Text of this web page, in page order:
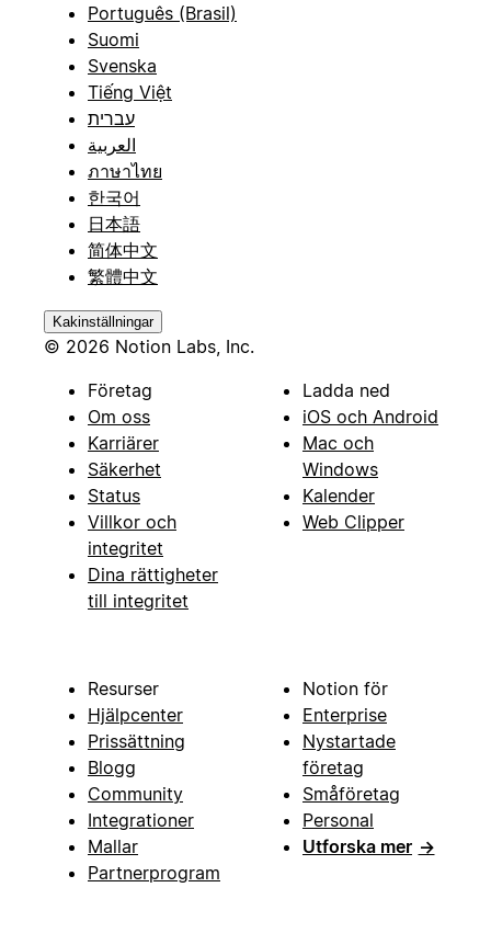
Português (Brasil)
Suomi
Svenska
Tiếng Việt
עברית
العربية
ภาษาไทย
한국어
日本語
简体中文
繁體中文
Kakinställningar
© 2026 Notion Labs, Inc.
Företag
Om oss
Karriärer
Säkerhet
Status
Villkor och
integritet
Dina rättigheter
till integritet
Ladda ned
iOS och Android
Mac och
Windows
Kalender
Web Clipper
Resurser
Hjälpcenter
Prissättning
Blogg
Community
Integrationer
Mallar
Partnerprogram
Notion för
Enterprise
Nystartade
företag
Småföretag
Personal
Utforska mer →